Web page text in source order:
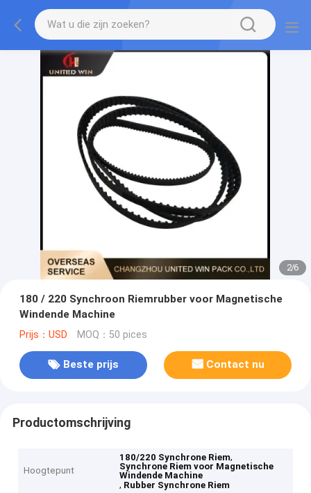
2/6
180 / 220 Synchroon Riemrubber voor Magnetische
Windende Machine
Prijs：USD MOQ：50 pices
Beste prijs Contact nu
Productomschrijving
Hoogtepunt
180/220 Synchrone Riem,
Synchrone Riem voor Magnetische
Windende Machine
, Rubber Synchrone Riem